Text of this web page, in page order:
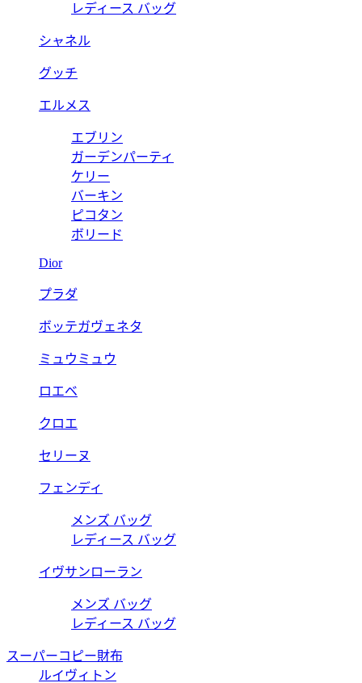
レディース バッグ
シャネル
グッチ
エルメス
エブリン
ガーデンパーティ
ケリー
バーキン
ピコタン
ボリード
Dior
プラダ
ボッテガヴェネタ
ミュウミュウ
ロエベ
クロエ
セリーヌ
フェンディ
メンズ バッグ
レディース バッグ
イヴサンローラン
メンズ バッグ
レディース バッグ
スーパーコピー財布
ルイヴィトン